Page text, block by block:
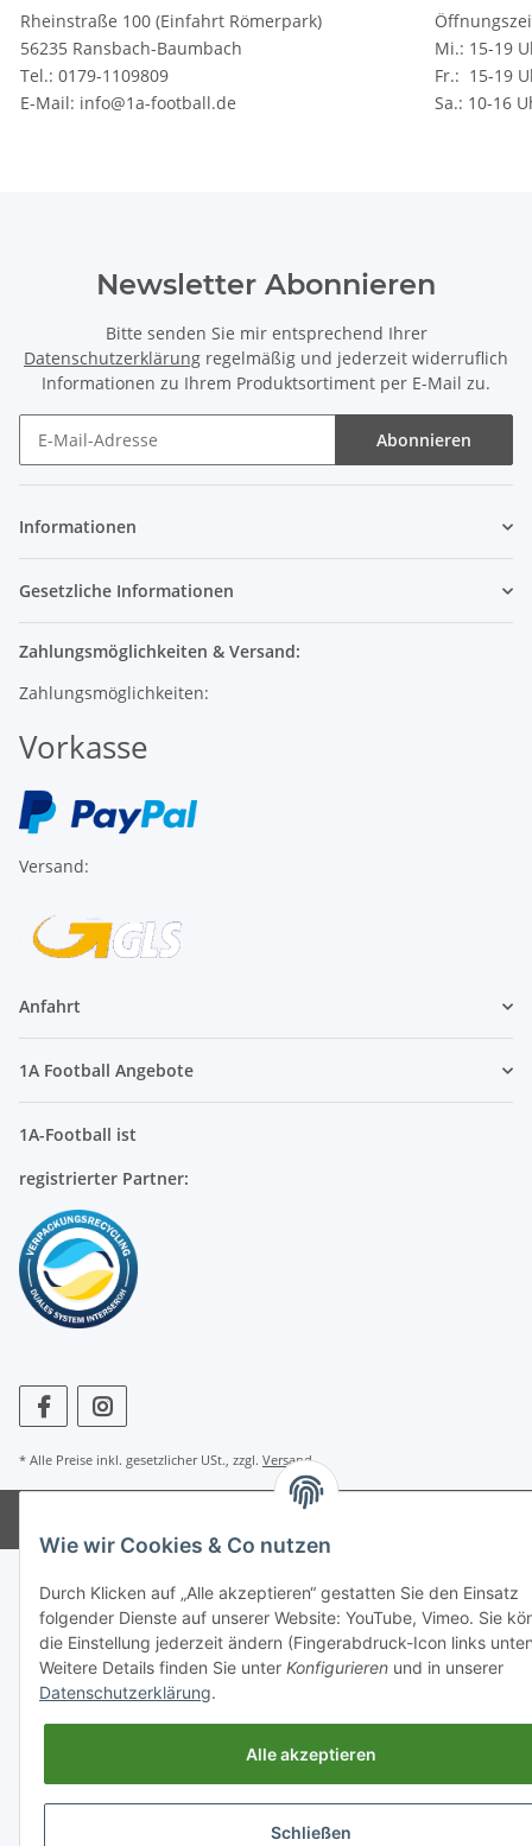
Rheinstraße 100 (Einfahrt Römerpark)
56235 Ransbach-Baumbach
Mi.: 15-19
Tel.: 0179-1109809
Fr.: 15-19
E-Mail: info@1a-football.de
Sa.: 10-16
Newsletter Abonnieren
Bitte senden Sie mir entsprechend Ihrer
Datenschutzerklärung regelmäßig und jederzeit widerruflich
Informationen zu Ihrem Produktsortiment per E-Mail zu.
Abonnieren
Informationen
Gesetzliche Informationen
Zahlungsmöglichkeiten & Versand:
Zahlungsmöglichkeiten:
Vorkasse
Versand:
Anfahrt
1A Football Angebote
1A-Football ist
registrierter Partner:
* Alle Preise inkl. gesetzlicher USt., zzgl. Versand
Wie wir Cookies & Co nutzen
Durch Klicken auf „Alle akzeptieren“ gestatten Sie den Einsatz
folgender Dienste auf unserer Website: YouTube, Vimeo. Sie
die Einstellung jederzeit ändern (Fingerabdruck-Icon links
Weitere Details finden Sie unter Konfigurieren und in unserer
Datenschutzerklärung.
Alle akzeptieren
Schließen